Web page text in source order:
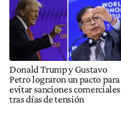
Donald Trump y Gustavo
Petro lograron un pacto para
evitar sanciones comerciales
tras días de tensión